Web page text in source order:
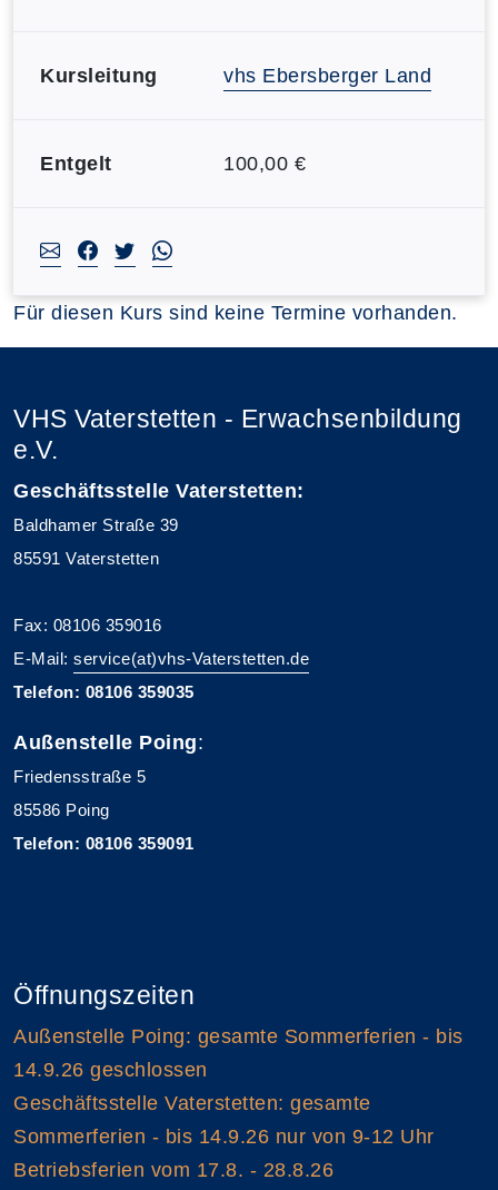
Kursleitung vhs Ebersberger Land
Entgelt 100,00 €
Für diesen Kurs sind keine Termine vorhanden.
VHS Vaterstetten - Erwachsenbildung
e.V.
Geschäftsstelle Vaterstetten:
Baldhamer Straße 39
85591 Vaterstetten
Fax: 08106 359016
E-Mail: service(at)vhs-Vaterstetten.de
Telefon: 08106 359035
Außenstelle Poing:
Friedensstraße 5
85586 Poing
Telefon: 08106 359091
Öffnungszeiten
Außenstelle Poing: gesamte Sommerferien - bis
14.9.26 geschlossen
Geschäftsstelle Vaterstetten: gesamte
Sommerferien - bis 14.9.26 nur von 9-12 Uhr
Betriebsferien vom 17.8. - 28.8.26